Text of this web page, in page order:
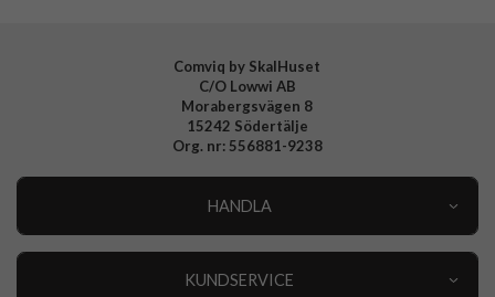
Comviq by SkalHuset
C/O Lowwi AB
Morabergsvägen 8
15242 Södertälje
Org. nr: 556881-9238
HANDLA
KUNDSERVICE